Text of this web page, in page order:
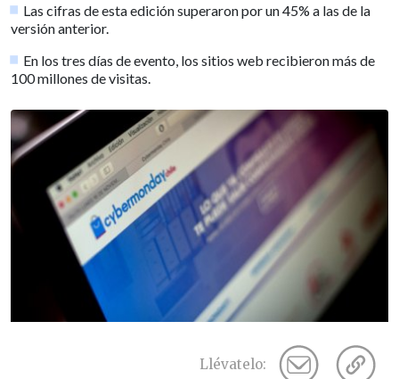
Las cifras de esta edición superaron por un 45% a las de la
versión anterior.
En los tres días de evento, los sitios web recibieron más de
100 millones de visitas.
Llévatelo: